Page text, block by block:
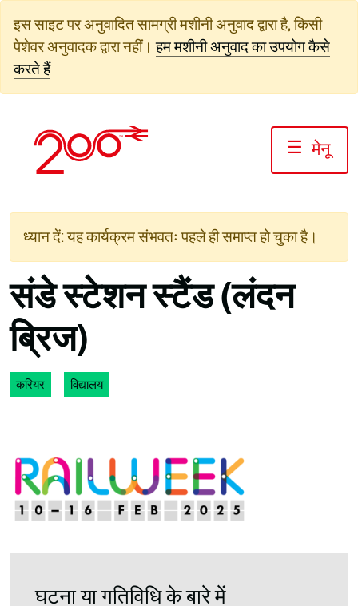
जाएं
इस साइट पर अनुवादित सामग्री मशीनी अनुवाद द्वारा है, किसी
पेशेवर अनुवादक द्वारा नहीं। हम मशीनी अनुवाद का उपयोग कैसे
करते हैं
☰ मेनू
ध्यान दें: यह कार्यक्रम संभवतः पहले ही समाप्त हो चुका है।
संडे स्टेशन स्टैंड (लंदन
ब्रिज)
करियर विद्यालय
घटना या गतिविधि के बारे में